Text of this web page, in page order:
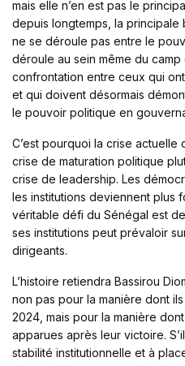
mais elle n’en est pas le
depuis longtemps, la principale
ne se déroule pas entre le
déroule au sein même du camp
confrontation entre ceux qui
et qui doivent désormais
le pouvoir politique en
C’est pourquoi la crise
crise de maturation politique
crise de leadership. Les
les institutions deviennent plus
véritable défi du Sénégal est
ses institutions peut prévaloir
dirigeants.
L’histoire retiendra Bassirou
non pas pour la manière dont
2024, mais pour la manière
apparues après leur victoire.
stabilité institutionnelle et à